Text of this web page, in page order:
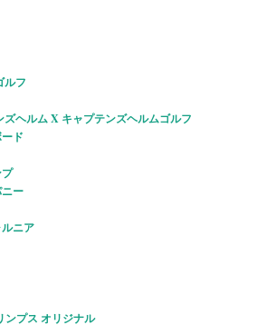
ルフ
ヘルム X キャプテンズヘルムゴルフ
ド
ー
ニア
ンプス オリジナル